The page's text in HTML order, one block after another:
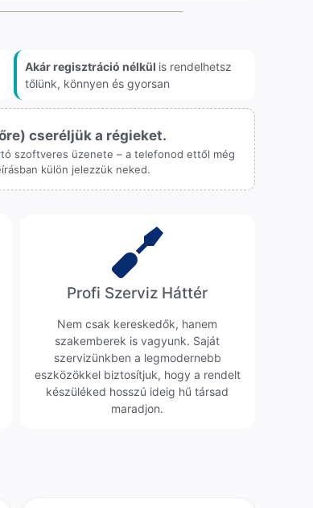
Akár regisztráció nélkül is rendelhetsz
tőlünk, könnyen és gyorsan
cseréljük a régieket.
szoftveres üzenete – a telefonod ettől még
külön jelezzük neked.
Profi Szerviz Háttér
Nem csak kereskedők, hanem
szakemberek is vagyunk. Saját
szervizünkben a legmodernebb
eszközökkel biztosítjuk, hogy a rendelt
készüléked hosszú ideig hű társad
maradjon.